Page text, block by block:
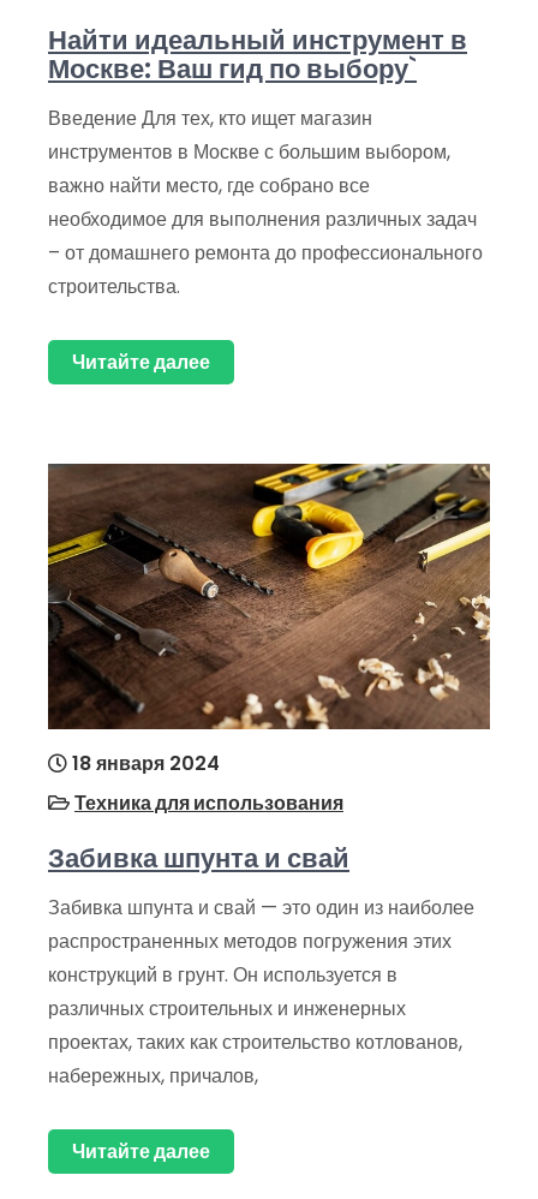
Найти идеальный инструмент в
Москве: Ваш гид по выбору`
Введение Для тех, кто ищет магазин
инструментов в Москве с большим выбором,
важно найти место, где собрано все
необходимое для выполнения различных задач
– от домашнего ремонта до профессионального
строительства.
Читайте далее
18 января 2024
Техника для использования
Забивка шпунта и свай
Забивка шпунта и свай — это один из наиболее
распространенных методов погружения этих
конструкций в грунт. Он используется в
различных строительных и инженерных
проектах, таких как строительство котлованов,
набережных, причалов,
Читайте далее